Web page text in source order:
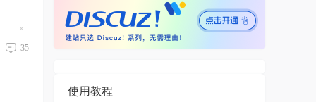
藏
35
使用教程